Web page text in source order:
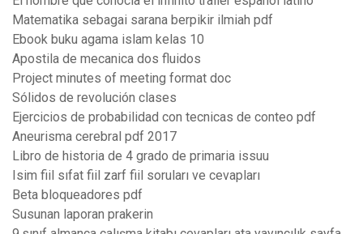
Matematika sebagai sarana berpikir ilmiah pdf
Ebook buku agama islam kelas 10
Apostila de mecanica dos fluidos
Project minutes of meeting format doc
Sólidos de revolución clases
Ejercicios de probabilidad con tecnicas de conteo pdf
Aneurisma cerebral pdf 2017
Libro de historia de 4 grado de primaria issuu
Isim fiil sıfat fiil zarf fiil soruları ve cevapları
Beta bloqueadores pdf
Susunan laporan prakerin